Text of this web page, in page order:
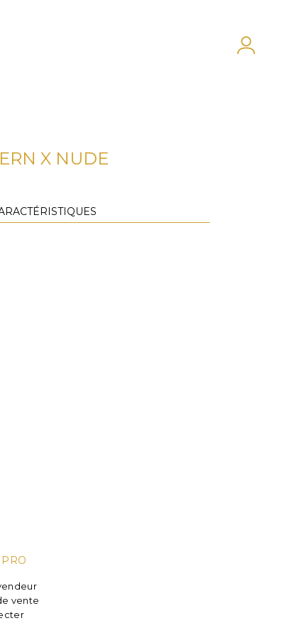
X NUDE
PRO
vente